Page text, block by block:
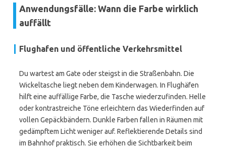
Anwendungsfälle: Wann die Farbe wirklich
auffällt
Flughafen und öffentliche Verkehrsmittel
Du wartest am Gate oder steigst in die Straßenbahn. Die
Wickeltasche liegt neben dem Kinderwagen. In Flughäfen
hilft eine auffällige Farbe, die Tasche wiederzufinden. Helle
oder kontrastreiche Töne erleichtern das Wiederfinden auf
vollen Gepäckbändern. Dunkle Farben fallen in Räumen mit
gedämpftem Licht weniger auf. Reflektierende Details sind
im Bahnhof praktisch. Sie erhöhen die Sichtbarkeit beim